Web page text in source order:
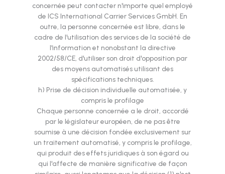
concernée peut contacter n'importe quel employé
de ICS International Carrier Services GmbH. En
outre, la personne concernée est libre, dans le
cadre de l'utilisation des services de la société de
l'information et nonobstant la directive
2002/58/CE, d'utiliser son droit d'opposition par
des moyens automatisés utilisant des
spécifications techniques.
h) Prise de décision individuelle automatisée, y
compris le profilage
Chaque personne concernée a le droit, accordé
par le législateur européen, de ne pas être
soumise à une décision fondée exclusivement sur
un traitement automatisé, y compris le profilage,
qui produit des effets juridiques à son égard ou
qui l'affecte de manière significative de façon